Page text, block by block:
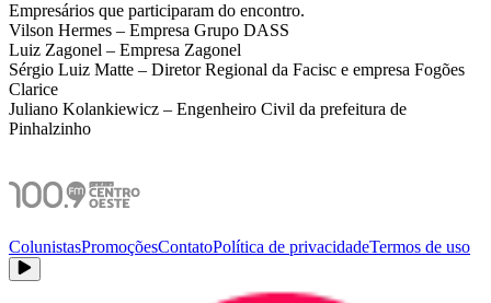
Empresários que participaram do encontro.
Vilson Hermes – Empresa Grupo DASS
Luiz Zagonel – Empresa Zagonel
Sérgio Luiz Matte – Diretor Regional da Facisc e empresa Fogões
Clarice
Juliano Kolankiewicz – Engenheiro Civil da prefeitura de
Pinhalzinho
ColunistasPromoçõesContatoPolítica de privacidadeTermos de uso